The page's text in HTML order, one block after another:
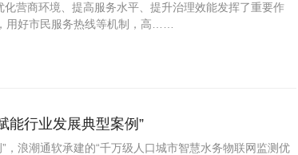
营商环境、提高服务水平、提升治理效能发挥了重要作
用好市民服务热线等机制，高……
能行业发展典型案例”
浪潮通软承建的“千万级人口城市智慧水务物联网监测优